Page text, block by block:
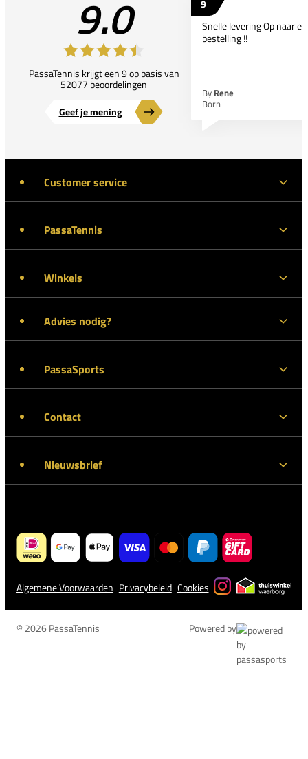
9.0
PassaTennis krijgt een 9 op basis van
52077 beoordelingen
Geef je mening
9
Snelle levering Op naar
bestelling !!
By Rene
Born
Customer service
PassaTennis
Winkels
Advies nodig?
PassaSports
Contact
Nieuwsbrief
Algemene Voorwaarden Privacybeleid Cookies
© 2026 PassaTennis Powered by